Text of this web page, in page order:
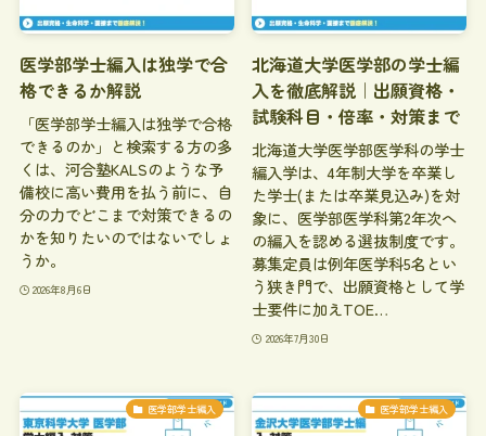
医学部学士編入は独学で合
格できるか解説
「医学部学士編入は独学で合格
できるのか」と検索する方の多
くは、河合塾KALSのような予
備校に高い費用を払う前に、自
分の力でどこまで対策できるの
かを知りたいのではないでしょ
うか。
2026年8月6日
北海道大学医学部の学士編
入を徹底解説｜出願資格・
試験科目・倍率・対策まで
北海道大学医学部医学科の学士
編入学は、4年制大学を卒業し
た学士(または卒業見込み)を対
象に、医学部医学科第2年次へ
の編入を認める選抜制度です。
募集定員は例年医学科5名とい
う狭き門で、出願資格として学
士要件に加えTOE…
2026年7月30日
医学部学士編入 医学部学士編入